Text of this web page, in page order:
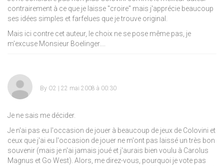
contrairement à ce que je laisse "croire" mais j'apprécie beaucoup
ses idées simples et farfelues que je trouve original.
Mais ici contre cet auteur, le choix ne se pose même pas, je
m'excuse Monsieur Boelinger....
By O2 | 22 mai 2008 à 00:30
Je ne sais me décider.
Je n'ai pas eu l'occasion de jouer à beaucoup de jeux de Colovini et
ceux que j'ai eu l'occasion de jouer ne m'ont pas laissé un très bon
souvenir (mais je n'ai jamais joué et j'aurais bien voulu à Carolus
Magnus et Go West). Alors, me direz-vous, pourquoi je vote pas